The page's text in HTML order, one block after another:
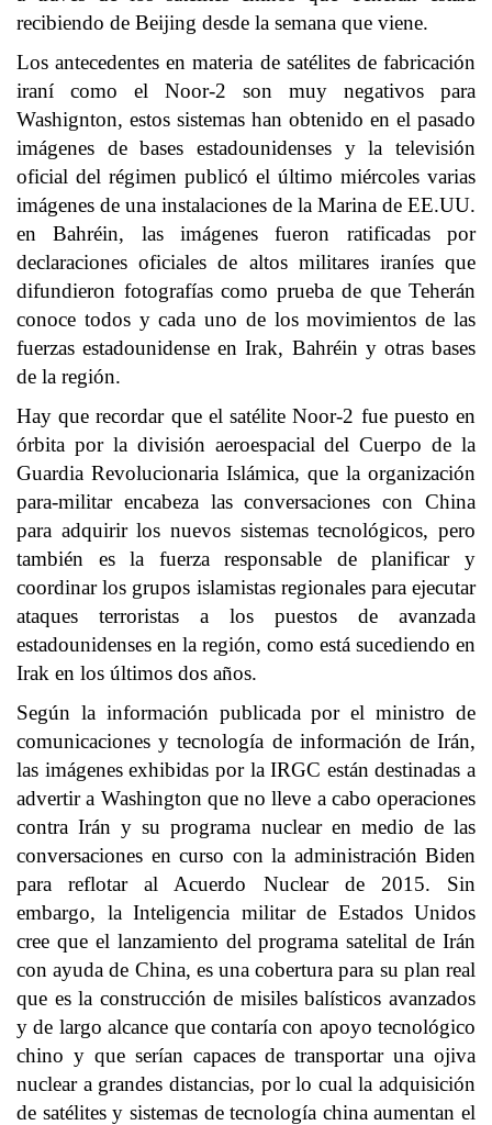
recibiendo de Beijing desde la semana que viene.
Los antecedentes en materia de satélites de fabricación
iraní como el Noor-2 son muy negativos para
Washignton, estos sistemas han obtenido en el pasado
imágenes de bases estadounidenses y la televisión
oficial del régimen publicó el último miércoles varias
imágenes de una instalaciones de la Marina de EE.UU.
en Bahréin, las imágenes fueron ratificadas por
declaraciones oficiales de altos militares iraníes que
difundieron fotografías como prueba de que Teherán
conoce todos y cada uno de los movimientos de las
fuerzas estadounidense en Irak, Bahréin y otras bases
de la región.
Hay que recordar que el satélite Noor-2 fue puesto en
órbita por la división aeroespacial del Cuerpo de la
Guardia Revolucionaria Islámica, que la organización
para-militar encabeza las conversaciones con China
para adquirir los nuevos sistemas tecnológicos, pero
también es la fuerza responsable de planificar y
coordinar los grupos islamistas regionales para ejecutar
ataques terroristas a los puestos de avanzada
estadounidenses en la región, como está sucediendo en
Irak en los últimos dos años.
Según la información publicada por el ministro de
comunicaciones y tecnología de información de Irán,
las imágenes exhibidas por la IRGC están destinadas a
advertir a Washington que no lleve a cabo operaciones
contra Irán y su programa nuclear en medio de las
conversaciones en curso con la administración Biden
para reflotar al Acuerdo Nuclear de 2015. Sin
embargo, la Inteligencia militar de Estados Unidos
cree que el lanzamiento del programa satelital de Irán
con ayuda de China, es una cobertura para su plan real
que es la construcción de misiles balísticos avanzados
y de largo alcance que contaría con apoyo tecnológico
chino y que serían capaces de transportar una ojiva
nuclear a grandes distancias, por lo cual la adquisición
de satélites y sistemas de tecnología china aumentan el